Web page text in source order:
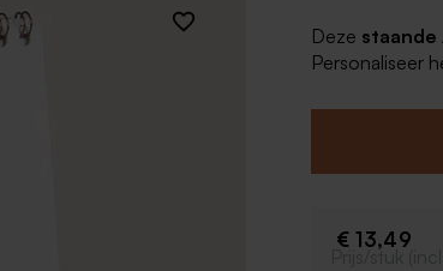
Deze staande
Personaliseer
jezelf! Je kan
€ 13,49
Prijs/stuk